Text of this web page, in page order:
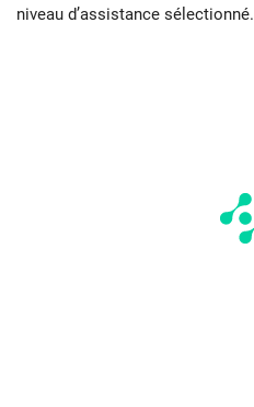
niveau d’assistance sélectionné.